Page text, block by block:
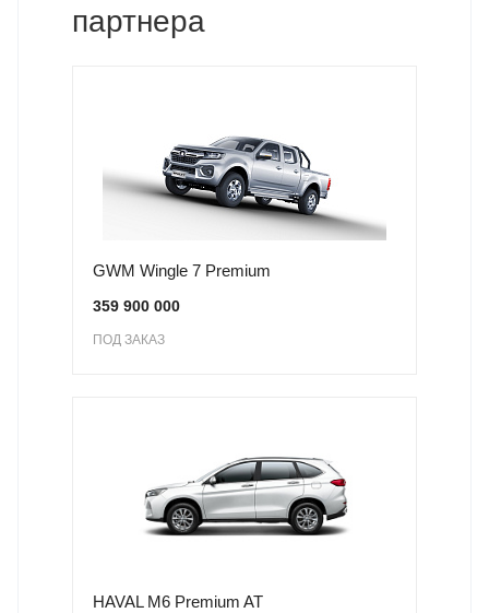
партнера
GWM Wingle 7 Premium
359 900 000
ПОД ЗАКАЗ
HAVAL M6 Premium AT